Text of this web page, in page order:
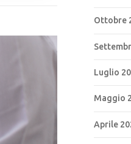
Ottobre
Luglio
Maggio
Aprile